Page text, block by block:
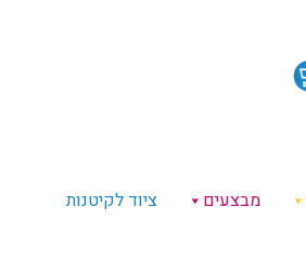
מבצעים
ציוד לקיטנות